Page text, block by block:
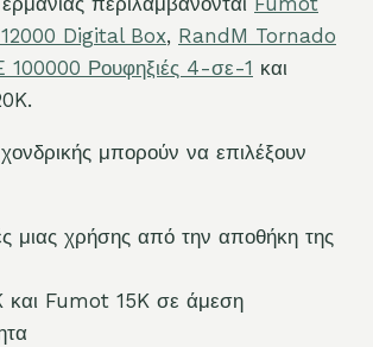
Digital Box, RandM Tornado
100000 Ρουφηξιές 4-σε-1 και
μπορούν να επιλέξουν
μιας χρήσης από την αποθήκη της
και Fumot 15K σε άμεση